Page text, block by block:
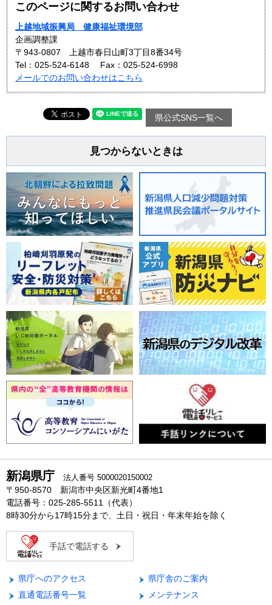
このページに関するお問い合わせ
上越地域振興局 健康福祉環境部
企画調整課
〒943-0807 上越市春日山町3丁目8番34号
Tel：025-524-6148
Fax：025-524-6998
メールでのお問い合わせはこちら
県公式SNS一覧へ
見つからないときは
新潟県庁 法人番号 5000020150002
〒950-8570 新潟市中央区新光町4番地1
電話番号：025-285-5511（代表）
8時30分から17時15分まで、土日・祝日・年末年始を除く
手話で電話する
県庁へのアクセス
県庁舎のご案内
直通電話番号一覧
メンテナンス